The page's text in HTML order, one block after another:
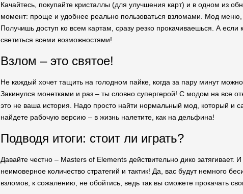
Качайтесь, покупайте кристаллы (для улучшения карт) и в одном из
момент: проще и удобнее реально пользоваться взломами. Мод меню,
Получишь доступ ко всем картам, сразу резко прокачиваешься. А
светиться всеми возможностями!
Взлом – это святое!
Не каждый хочет тащить на голодном пайке, когда за пару минут
Закинулся монетками и раз – ты словно супергерой! С модом на все
это не ваша история. Надо просто найти нормальный мод, который и
найдете рабочую версию – в жизнь налетите, как на дельфина!
Подводя итоги: стоит ли играть?
Давайте честно – Masters of Elements действительно дико
неимоверное количество стратегий и тактик! Да, вас будут немного
взломов, к сожалению, не обойтись, ведь так вы сможете прокачать